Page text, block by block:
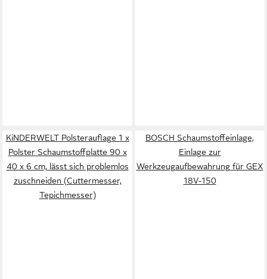
KiNDERWELT Polsterauflage 1 x
Polster Schaumstoffplatte 90 x
40 x 6 cm, lässt sich problemlos
zuschneiden (Cuttermesser,
Tepichmesser)
BOSCH Schaumstoffeinlage,
Einlage zur
Werkzeugaufbewahrung für GEX
18V-150